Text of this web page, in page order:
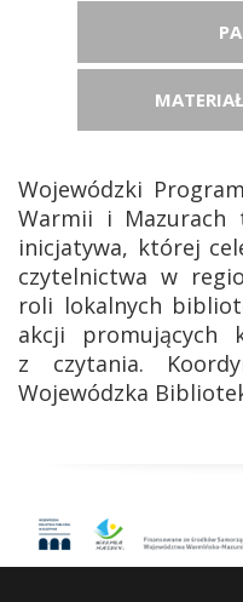
Wojewódzki
Warmii i
inicjatywa, której
czytelnictwa w
roli lokalnych
akcji promujących
z czytania.
Wojewódzka